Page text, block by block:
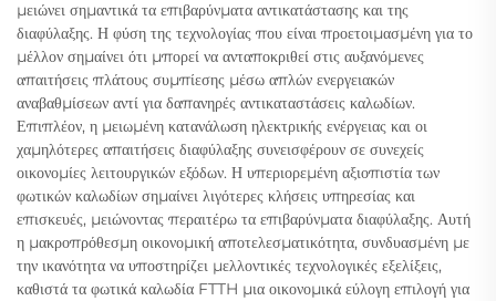
μειώνει σημαντικά τα επιβαρύνματα αντικατάστασης και της
διαφύλαξης. Η φύση της τεχνολογίας που είναι προετοιμασμένη για το
μέλλον σημαίνει ότι μπορεί να ανταποκριθεί στις αυξανόμενες
απαιτήσεις πλάτους συμπίεσης μέσω απλών ενεργειακών
αναβαθμίσεων αντί για δαπανηρές αντικαταστάσεις καλωδίων.
Επιπλέον, η μειωμένη κατανάλωση ηλεκτρικής ενέργειας και οι
χαμηλότερες απαιτήσεις διαφύλαξης συνεισφέρουν σε συνεχείς
οικονομίες λειτουργικών εξόδων. Η υπεριορεμένη αξιοπιστία των
φωτικών καλωδίων σημαίνει λιγότερες κλήσεις υπηρεσίας και
επισκευές, μειώνοντας περαιτέρω τα επιβαρύνματα διαφύλαξης. Αυτή
η μακροπρόθεσμη οικονομική αποτελεσματικότητα, συνδυασμένη με
την ικανότητα να υποστηρίζει μελλοντικές τεχνολογικές εξελίξεις,
καθιστά τα φωτικά καλωδία FTTH μια οικονομικά εύλογη επιλογή για